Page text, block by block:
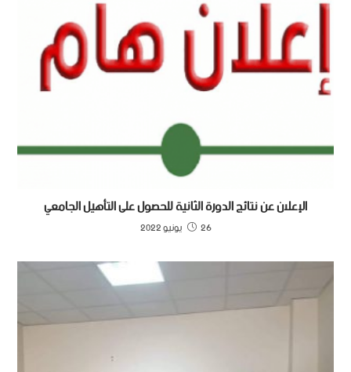
الإعلان عن نتائج الدورة الثانية للحصول على التأهيل الجامعي
26 يونيو 2022